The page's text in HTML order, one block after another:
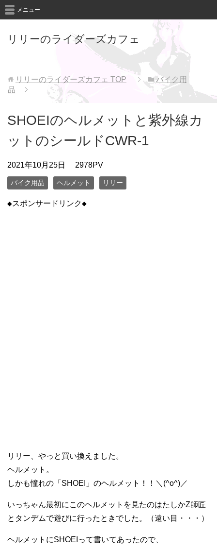
リリーのライダーズカフェ
メニュー
リリーのライダーズカフェ TOP
バイク用
品
SHOEIのヘルメットと紫外線カ
ットのシールドCWR-1
2021年10月25日 2978PV
バイク用品 ヘルメット リリー
◆スポンサードリンク◆
リリー、やっと買い換えました。
ヘルメット。
しかも憧れの「SHOEI」のヘルメット！！＼(^o^)／
いっちゃん最初にこのヘルメットを見たのはたしかZ師匠
とタンデムで遊びに行ったときでした。（遠い目・・・）
ヘルメットにSHOEIって書いてあったので、